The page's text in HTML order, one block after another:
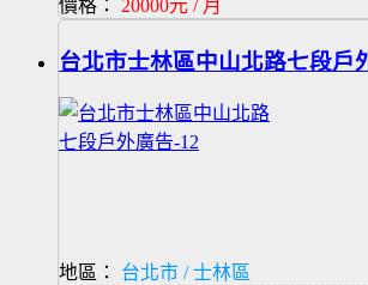
價格： 20000元 / 月
台北市士林區中山北路七段戶
地區：
台北市 / 士林區